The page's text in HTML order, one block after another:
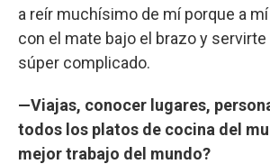
a reír muchísimo de mí porque a
con el mate bajo el brazo y
súper complicado.
—Viajas, conocer lugares,
todos los platos de cocina del
mejor trabajo del mundo?